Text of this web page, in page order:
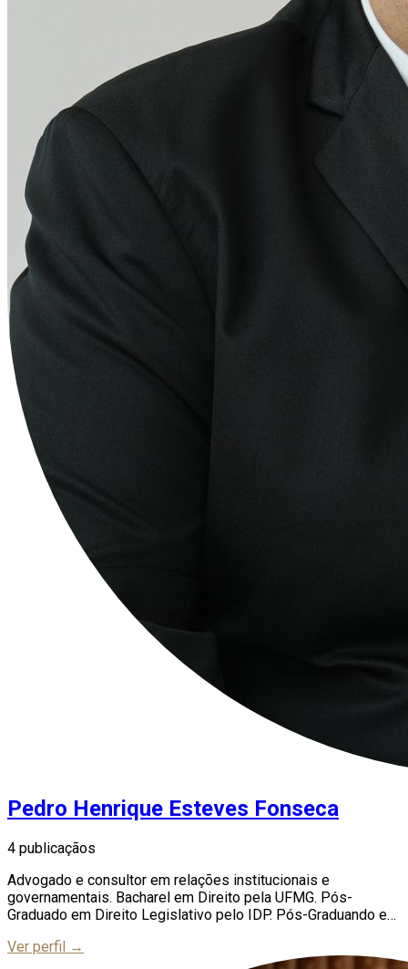
Pedro Henrique Esteves Fonseca
4 publicaçãos
Advogado e consultor em relações institucionais e
governamentais. Bacharel em Direito pela UFMG. Pós-
Graduado em Direito Legislativo pelo IDP. Pós-Graduando em
Veredas de Tax. Foi fundador, conselheiro e presidente da
Ver perfil →